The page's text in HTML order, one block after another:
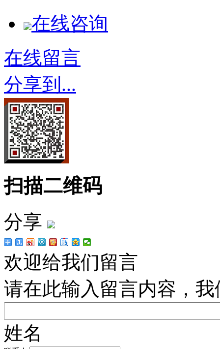
在线咨询
在线留言
分享到...
扫描二维码
分享
欢迎给我们留言
请在此输入留言内容，
姓名